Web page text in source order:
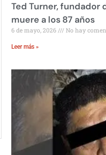
Ted Turner, fundador
muere a los 87 años
6 de mayo, 2026 No hay
Leer más »